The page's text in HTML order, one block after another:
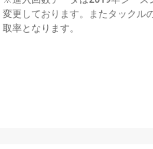
変更しております。またタックル
取率となります。